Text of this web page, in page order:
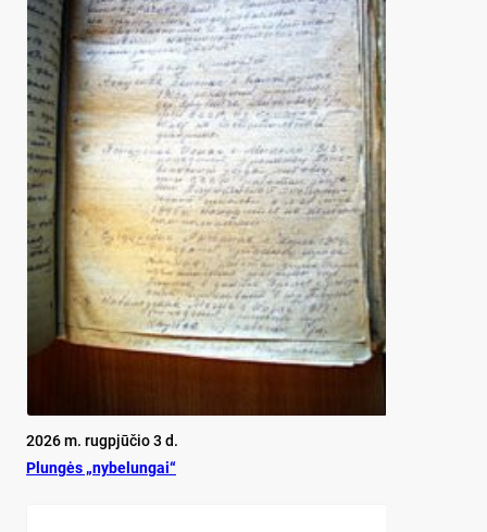
2026 m. rugpjūčio 3 d.
Plun­gės „ny­be­lun­gai“